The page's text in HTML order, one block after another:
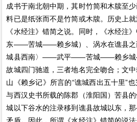
成书于南北朝中期，其时竹简和木牍至
料已是纸张而不是竹简或木牍。历史上
《水经注》错简之说。同时，《水经注
东——苦城——赖乡城）、涡水在谯县之
城县西南〉——武平——苦城——赖乡
故城四门驰道，三者地名完全吻合；文
山《赖乡记》所言的“谯城西出五十里”
与西汉史书所载的陈郡（淮阳国）苦县
城以下谷水的注录移到谯县故城以东，